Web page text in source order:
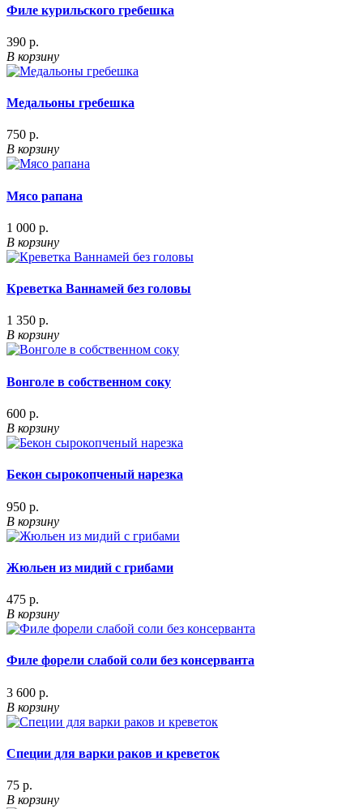
Филе курильского гребешка
390 р.
В корзину
Медальоны гребешка
750 р.
В корзину
Мясо рапана
1 000 р.
В корзину
Креветка Ваннамей без головы
1 350 р.
В корзину
Вонголе в собственном соку
600 р.
В корзину
Бекон сырокопченый нарезка
950 р.
В корзину
Жюльен из мидий с грибами
475 р.
В корзину
Филе форели слабой соли без консерванта
3 600 р.
В корзину
Специи для варки раков и креветок
75 р.
В корзину